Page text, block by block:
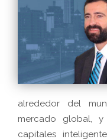
alrededor del
mercado global,
capitales